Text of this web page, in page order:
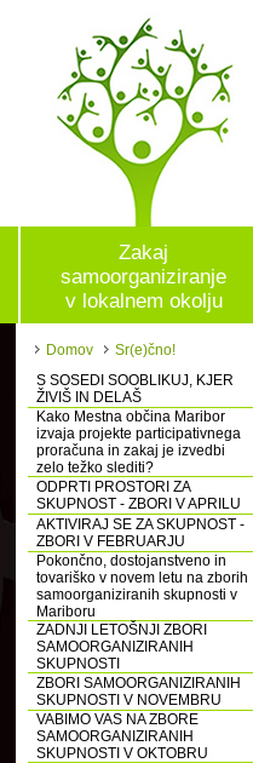
Zakaj
samoorganiziranje
v lokalnem okolju
Domov
Sr(e)čno!
S SOSEDI SOOBLIKUJ, KJER
ŽIVIŠ IN DELAŠ
Kako Mestna občina Maribor
izvaja projekte participativnega
proračuna in zakaj je izvedbi
zelo težko slediti?
ODPRTI PROSTORI ZA
SKUPNOST - ZBORI V APRILU
AKTIVIRAJ SE ZA SKUPNOST -
ZBORI V FEBRUARJU
Pokončno, dostojanstveno in
tovariško v novem letu na zborih
samoorganiziranih skupnosti v
Mariboru
ZADNJI LETOŠNJI ZBORI
SAMOORGANIZIRANIH
SKUPNOSTI
ZBORI SAMOORGANIZIRANIH
SKUPNOSTI V NOVEMBRU
VABIMO VAS NA ZBORE
SAMOORGANIZIRANIH
SKUPNOSTI V OKTOBRU